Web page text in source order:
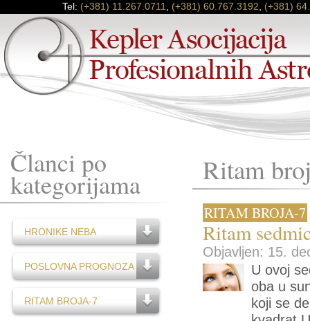
Tel: (+381) 11.267.0711 (+381) 60.767.3192 (+381)
Članci po
kategorijama
HRONIKE NEBA
POSLOVNA PROGNOZA
RITAM BROJA-7
Ritam
RITAM BROJA-7
Ritam
Objavljen: 15.
U ovoj
oba u
koji se